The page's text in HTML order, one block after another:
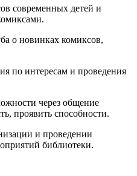
современных детей и
о новинках комиксов,
по интересам и проведения
через общение
проявить способности.
и проведении
библиотеки.